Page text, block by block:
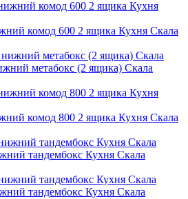
комод 600 2 ящика Кухня Скала
метабокс (2 ящика) Скала
комод 800 2 ящика Кухня Скала
тандембокс Кухня Скала
тандембокс Кухня Скала